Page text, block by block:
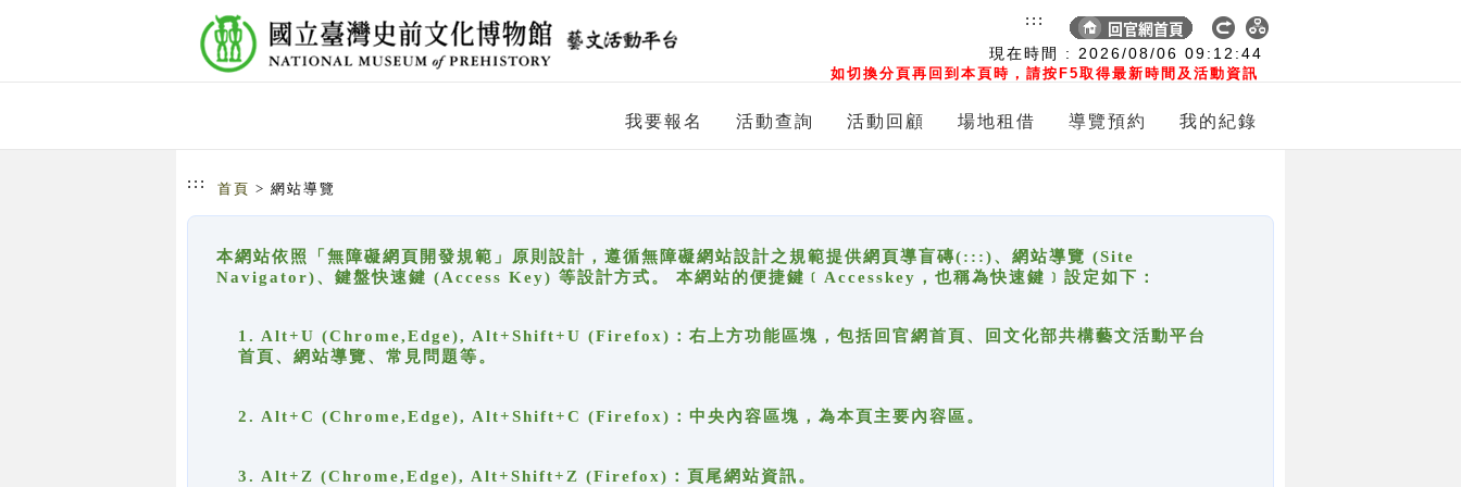
現在時間 : 2026/08/06 09:12:44
如切換分頁再回到本頁時，請按F5取得最新時間及活動資訊
:::
我要報名 活動查詢 活動回顧 場地租借 導覽預約 我的紀錄
::: 首頁 > 網站導覽
本網站依照「無障礙網頁開發規範」原則設計，遵循無障礙網站設計之規範提供網頁導盲磚(:::)、網站導覽 (Site
Navigator)、鍵盤快速鍵 (Access Key) 等設計方式。 本網站的便捷鍵﹝Accesskey，也稱為快速鍵﹞設定如下：
1. Alt+U (Chrome,Edge), Alt+Shift+U (Firefox)：右上方功能區塊，包括回官網首頁、回文化部共構藝文活動平台
首頁、網站導覽、常見問題等。
2. Alt+C (Chrome,Edge), Alt+Shift+C (Firefox)：中央內容區塊，為本頁主要內容區。
3. Alt+Z (Chrome,Edge), Alt+Shift+Z (Firefox)：頁尾網站資訊。